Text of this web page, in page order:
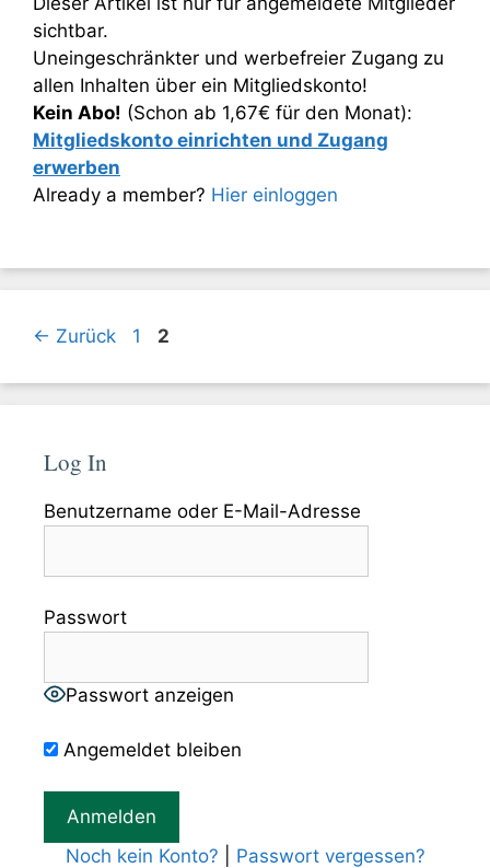
sichtbar.
Uneingeschränkter und werbefreier Zugang zu
allen Inhalten über ein Mitgliedskonto!
Kein Abo! (Schon ab 1,67€ für den Monat):
Mitgliedskonto einrichten und Zugang
erwerben
Already a member? Hier einloggen
← Zurück Seite
1 Seite
2
Log In
Benutzername oder E-Mail-Adresse
Passwort
Passwort anzeigen
Angemeldet bleiben
Noch kein Konto? Passwort vergessen?